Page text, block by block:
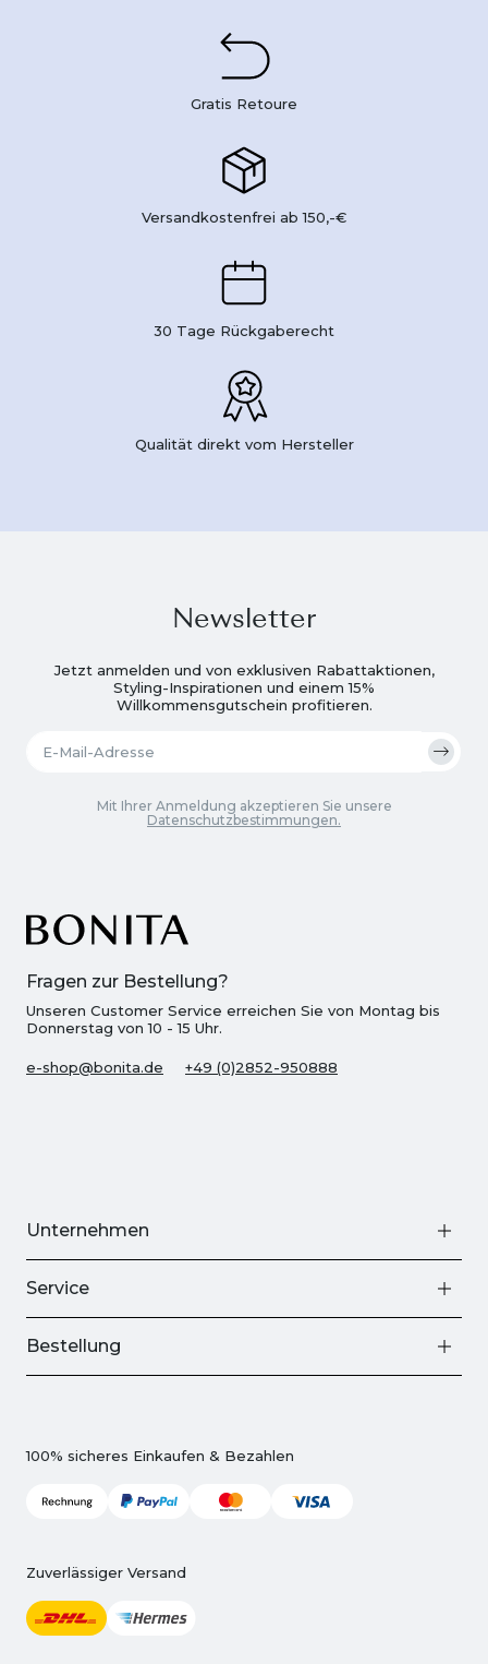
Gratis Retoure
Versandkostenfrei ab 150,-€
30 Tage Rückgaberecht
Qualität direkt vom Hersteller
Fragen zur Bestellung?
Unseren Customer Service erreichen Sie von Montag bis
Donnerstag von 10 - 15 Uhr.
e-shop@bonita.de +49 (0)2852-950888
Newsletter
Jetzt anmelden und von exklusiven Rabattaktionen,
Styling-Inspirationen und einem 15%
Willkommensgutschein profitieren.
Mit Ihrer Anmeldung akzeptieren Sie unsere
Datenschutzbestimmungen.
Unternehmen
Service
Bestellung
100% sicheres Einkaufen & Bezahlen
Zuverlässiger Versand